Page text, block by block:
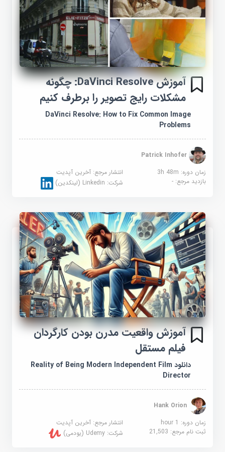
آموزش DaVinci Resolve: چگونه
مشکلات رایج تصویر را برطرف کنیم
DaVinci Resolve: How to Fix Common Image
Problems
Patrick Inhofer
زمان دوره: 3h 48m
انتشار مرجع:آخرین آپدیت
بازدید مرجع:- شرکت:Linkedin (لینکدین)
آموزش واقعیت مدرن بودن کارگردان
فیلم مستقل
دانلود Reality of Being Modern Independent Film
Director
Hank Orion
زمان دوره: 1 hour
انتشار مرجع:آخرین آپدیت
ثبت نام مرجع:21,503 شرکت:Udemy (یودمی)